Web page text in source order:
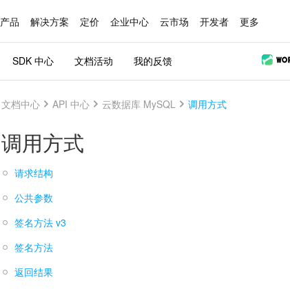
产品 解决方案 定价 企业中心 云市场 开发者 更多
SDK 中心 文档活动 我的反馈
文档中心 API 中心 云数据库 MySQL 调用方式
调用方式
请求结构
公共参数
签名方法 v3
签名方法
返回结果